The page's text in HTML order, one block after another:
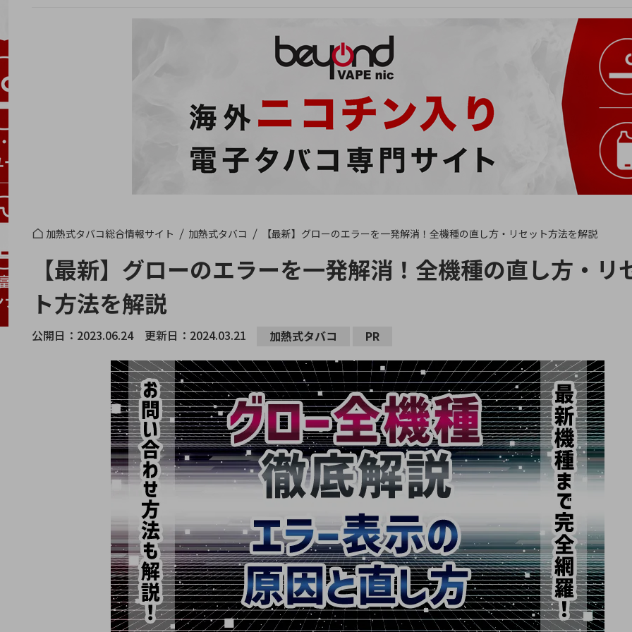
加熱式タバコ総合情報サイト 加熱式タバコ 【最新】グローのエラーを一発解消！全機種の直し方・リセット方法を解説
【最新】グローのエラーを一発解消！全機種の直し方・リ
ト方法を解説
公開日： 2023.06.24 更新日： 2024.03.21 加熱式タバコ PR